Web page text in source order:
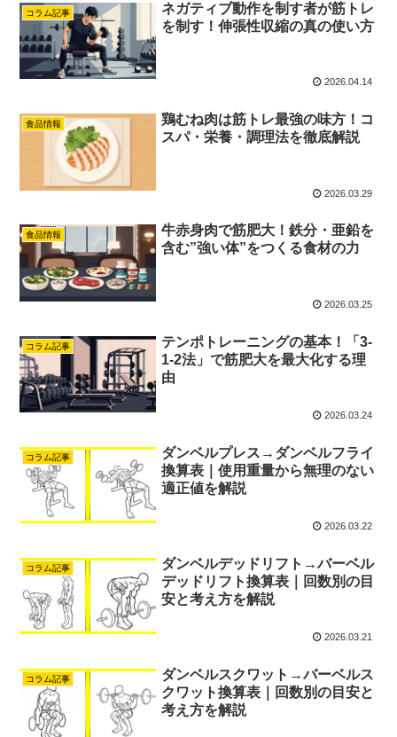
コラム記事
ネガティブ動作を制す者が筋トレ
を制す！伸張性収縮の真の使い方
2026.04.14
食品情報
鶏むね肉は筋トレ最強の味方！コ
スパ・栄養・調理法を徹底解説
2026.03.29
食品情報
牛赤身肉で筋肥大！鉄分・亜鉛を
含む”強い体”をつくる食材の力
2026.03.25
コラム記事
テンポトレーニングの基本！「3-
1-2法」で筋肥大を最大化する理
由
2026.03.24
コラム記事
ダンベルプレス→ダンベルフライ
換算表｜使用重量から無理のない
適正値を解説
2026.03.22
コラム記事
ダンベルデッドリフト→バーベル
デッドリフト換算表｜回数別の目
安と考え方を解説
2026.03.21
コラム記事
ダンベルスクワット→バーベルス
クワット換算表｜回数別の目安と
考え方を解説